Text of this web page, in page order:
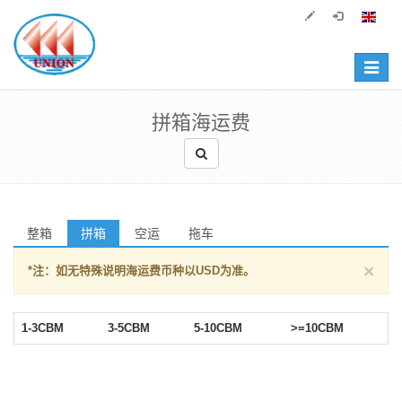
Toggle
拼箱海运费
整箱 拼箱 空运 拖车
×
*注：如无特殊说明海运费币种以USD为准。
1-3CBM 3-5CBM 5-10CBM >=10CBM